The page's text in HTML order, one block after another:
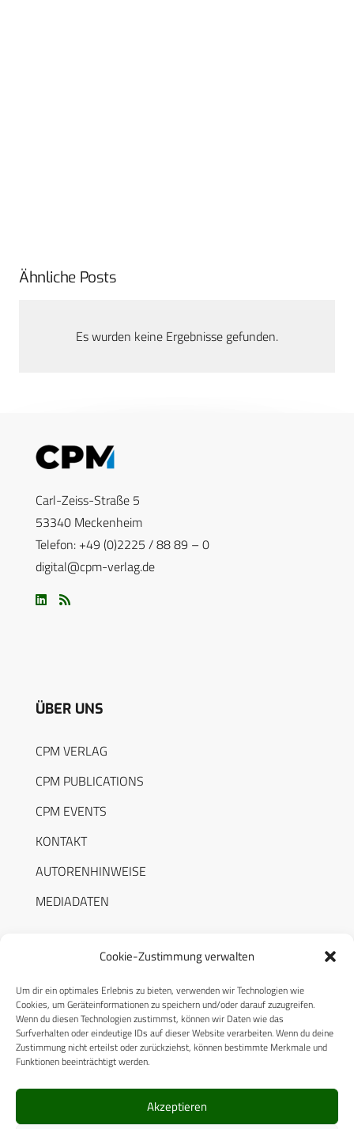
Cookie-Zustimmung verwalten
Um dir ein optimales Erlebnis zu bieten, verwenden wir Technologien wie
Cookies, um Geräteinformationen zu speichern und/oder darauf zuzugreifen.
Wenn du diesen Technologien zustimmst, können wir Daten wie das
Surfverhalten oder eindeutige IDs auf dieser Website verarbeiten. Wenn du deine
Zustimmung nicht erteilst oder zurückziehst, können bestimmte Merkmale und
Funktionen beeinträchtigt werden.
Akzeptieren
Ähnliche Posts
Es wurden keine Ergebnisse gefunden.
Carl-Zeiss-Straße 5
53340 Meckenheim
Telefon: +49 (0)2225 / 88 89 – 0
digital@cpm-verlag.de
ÜBER UNS
CPM VERLAG
CPM PUBLICATIONS
CPM EVENTS
KONTAKT
AUTORENHINWEISE
MEDIADATEN
RECHTLICHES
Datenschutzerklärung
Cookie-Richtlinie (EU)